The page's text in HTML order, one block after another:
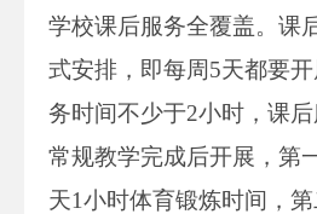
学校课后服务全覆盖。课
式安排，即每周5天都要
务时间不少于2小时，课
常规教学完成后开展，第
天1小时体育锻炼时间，